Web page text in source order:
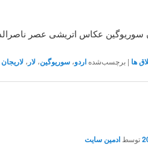
سوریوگین عکاس اتریشی عصر
ها | برچسب‌شده اردو، سوریوگین، لار ، لاریجان
توسط ادمین سایت